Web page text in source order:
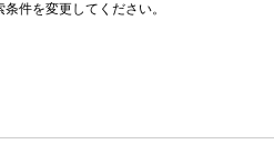
件を変更してください。